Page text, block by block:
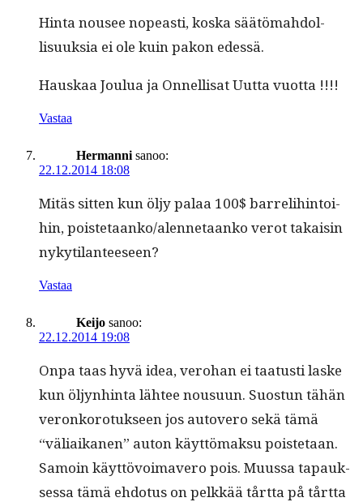
Hin­ta nousee nopeasti, kos­ka säätömah­dol­
lisuuk­sia ei ole kuin pakon edessä.
Hauskaa Joulua ja Onnel­lisat Uut­ta vuotta !!!!
Vastaa
Hermanni sanoo:
22.12.2014 18:08
Mitäs sit­ten kun öljy palaa 100$ bar­reli­hin­toi­
hin, poistetaanko/alennetaanko verot takaisin
nykytilanteeseen?
Vastaa
Keijo sanoo:
22.12.2014 19:08
Onpa taas hyvä idea, vero­han ei taa­tusti laske
kun öljyn­hin­ta läh­tee nousu­un. Suos­tun tähän
veronko­ro­tuk­seen jos autovero sekä tämä
“väli­aika­nen” auton käyt­tö­mak­su pois­te­taan.
Samoin käyt­tövoimavero pois. Muus­sa tapauk­
ses­sa tämä ehdo­tus on pelkkää tårt­ta på tårt­ta